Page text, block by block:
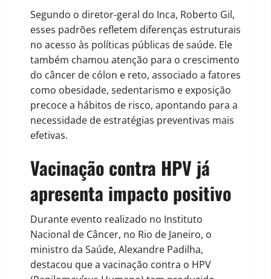
Segundo o diretor-geral do Inca, Roberto Gil,
esses padrões refletem diferenças estruturais
no acesso às políticas públicas de saúde. Ele
também chamou atenção para o crescimento
do câncer de cólon e reto, associado a fatores
como obesidade, sedentarismo e exposição
precoce a hábitos de risco, apontando para a
necessidade de estratégias preventivas mais
efetivas.
Vacinação contra HPV já
apresenta impacto positivo
Durante evento realizado no Instituto
Nacional de Câncer, no Rio de Janeiro, o
ministro da Saúde, Alexandre Padilha,
destacou que a vacinação contra o HPV